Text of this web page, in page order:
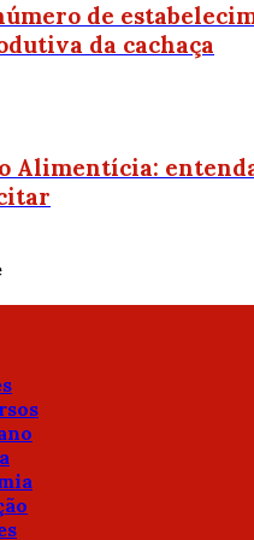
de
da cachaça
Alimentícia: